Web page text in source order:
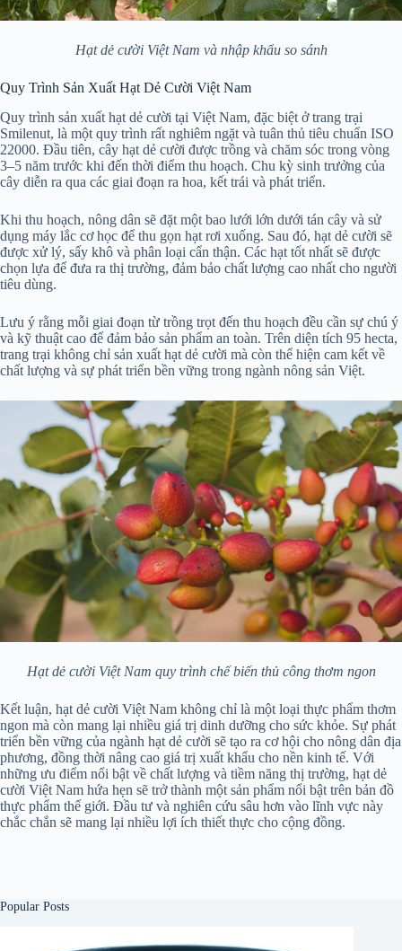
Hạt dẻ cười Việt Nam và nhập khẩu so sánh
Quy Trình Sản Xuất Hạt Dẻ Cười Việt Nam
Quy trình sản xuất hạt dẻ cười tại Việt Nam, đặc biệt ở trang trại
Smilenut, là một quy trình rất nghiêm ngặt và tuân thủ tiêu chuẩn ISO
22000. Đầu tiên, cây hạt dẻ cười được trồng và chăm sóc trong vòng
3–5 năm trước khi đến thời điểm thu hoạch. Chu kỳ sinh trưởng của
cây diễn ra qua các giai đoạn ra hoa, kết trái và phát triển.
Khi thu hoạch, nông dân sẽ đặt một bao lưới lớn dưới tán cây và sử
dụng máy lắc cơ học để thu gọn hạt rơi xuống. Sau đó, hạt dẻ cười sẽ
được xử lý, sấy khô và phân loại cẩn thận. Các hạt tốt nhất sẽ được
chọn lựa để đưa ra thị trường, đảm bảo chất lượng cao nhất cho người
tiêu dùng.
Lưu ý rằng mỗi giai đoạn từ trồng trọt đến thu hoạch đều cần sự chú ý
và kỹ thuật cao để đảm bảo sản phẩm an toàn. Trên diện tích 95 hecta,
trang trại không chỉ sản xuất hạt dẻ cười mà còn thể hiện cam kết về
chất lượng và sự phát triển bền vững trong ngành nông sản Việt.
Hạt dẻ cười Việt Nam quy trình chế biến thủ công thơm ngon
Kết luận, hạt dẻ cười Việt Nam không chỉ là một loại thực phẩm thơm
ngon mà còn mang lại nhiều giá trị dinh dưỡng cho sức khỏe. Sự phát
triển bền vững của ngành hạt dẻ cười sẽ tạo ra cơ hội cho nông dân địa
phương, đồng thời nâng cao giá trị xuất khẩu cho nền kinh tế. Với
những ưu điểm nổi bật về chất lượng và tiềm năng thị trường, hạt dẻ
cười Việt Nam hứa hẹn sẽ trở thành một sản phẩm nổi bật trên bản đồ
thực phẩm thế giới. Đầu tư và nghiên cứu sâu hơn vào lĩnh vực này
chắc chắn sẽ mang lại nhiều lợi ích thiết thực cho cộng đồng.
Popular Posts